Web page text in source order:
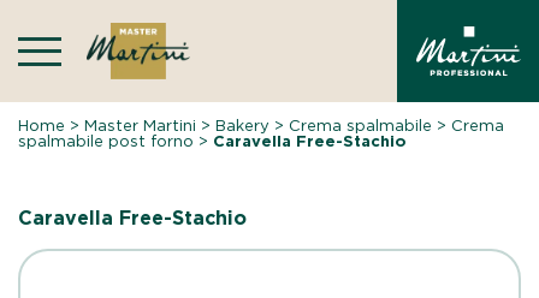
content
Home >Master Martini >Bakery > Crema spalmabile > Crema
spalmabile post forno > Caravella Free-Stachio
Caravella Free-Stachio